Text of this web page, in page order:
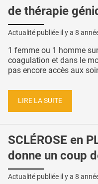
de thérapie
Actualité publiée il y a 8
1 femme ou 1 homme
coagulation et dans le
pas encore accès aux
LIRE LA SUITE
SCLÉROSE en
donne un coup
Actualité publiée il y a 8